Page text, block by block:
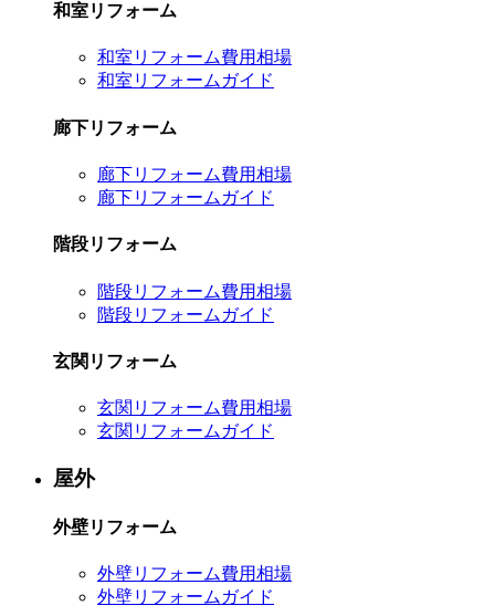
和室リフォーム
和室リフォーム費用相場
和室リフォームガイド
廊下リフォーム
廊下リフォーム費用相場
廊下リフォームガイド
階段リフォーム
階段リフォーム費用相場
階段リフォームガイド
玄関リフォーム
玄関リフォーム費用相場
玄関リフォームガイド
屋外
外壁リフォーム
外壁リフォーム費用相場
外壁リフォームガイド